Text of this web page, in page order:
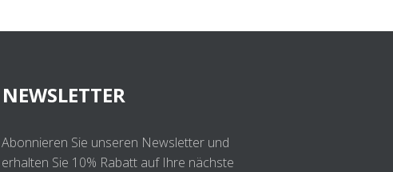
NEWSLETTER
Abonnieren Sie unseren Newsletter und
erhalten Sie 10% Rabatt auf Ihre nächste